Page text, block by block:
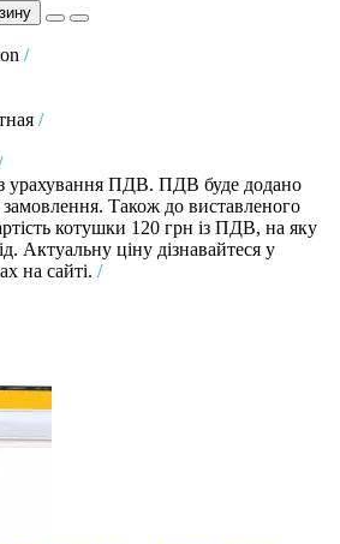
/
/
урахування ПДВ. ПДВ буде додано
Також до виставленого
котушки 120 грн із ПДВ, на яку
Актуальну ціну дізнавайтеся у
на сайті. /